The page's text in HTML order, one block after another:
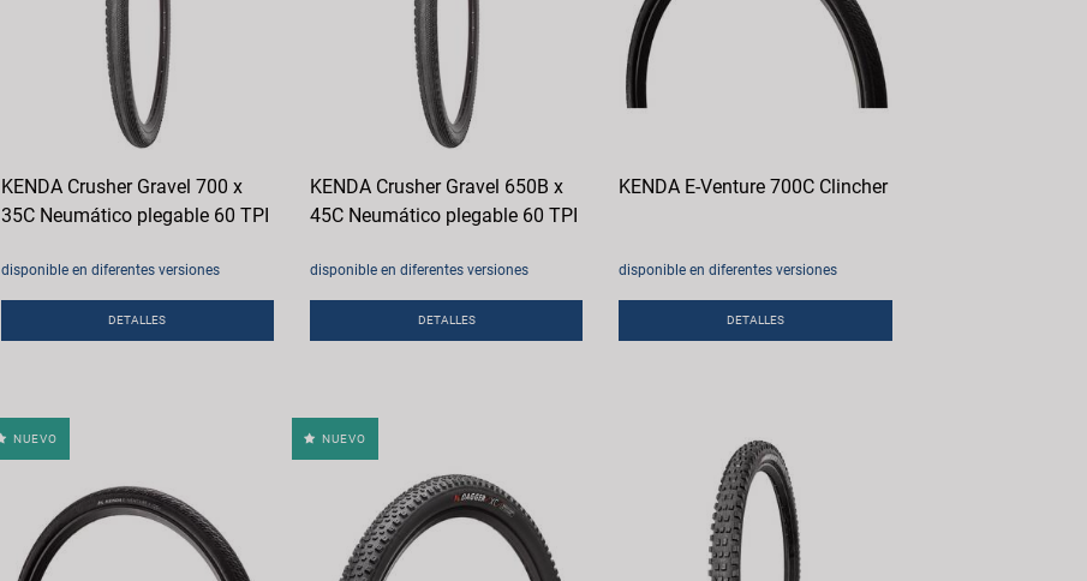
KENDA Crusher Gravel 700 x
35C Neumático plegable 60 TPI
disponible en diferentes versiones
DETALLES
KENDA Crusher Gravel 650B x
45C Neumático plegable 60 TPI
disponible en diferentes versiones
DETALLES
KENDA E-Venture 700C Clincher
disponible en diferentes versiones
DETALLES
NUEVO NUEVO